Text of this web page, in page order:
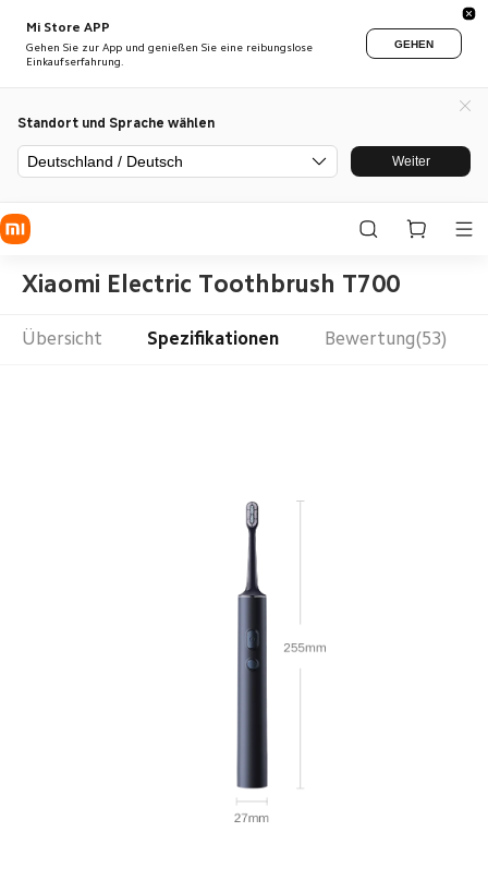
Mi Store APP
Gehen Sie zur App und genießen Sie eine reibungslose
Einkaufserfahrung.
GEHEN
Standort und Sprache wählen
Deutschland / Deutsch Weiter
Xiaomi Electric Toothbrush T700
Übersicht Spezifikationen Bewertung(53)